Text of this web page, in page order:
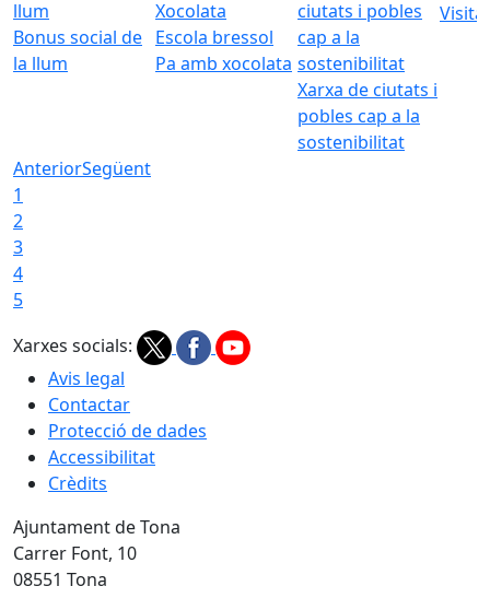
Bonus social de
la llum
Escola bressol
Pa amb xocolata
Xarxa de ciutats i
pobles cap a la
sostenibilitat
Visita
AnteriorSegüent
1
2
3
4
5
Xarxes socials:
Avis legal
Contactar
Protecció de dades
Accessibilitat
Crèdits
Ajuntament de Tona
Carrer Font, 10
08551 Tona